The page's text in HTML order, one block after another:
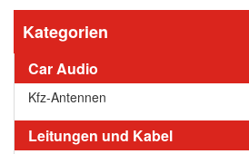
Kategorien
Car Audio
Kfz-Antennen
Leitungen und Kabel